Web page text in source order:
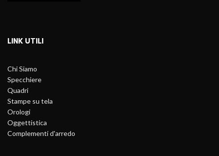
LINK UTILI
Chi Siamo
Specchiere
Quadri
Stampe su tela
Orologi
Oggettistica
Complementi d'arredo